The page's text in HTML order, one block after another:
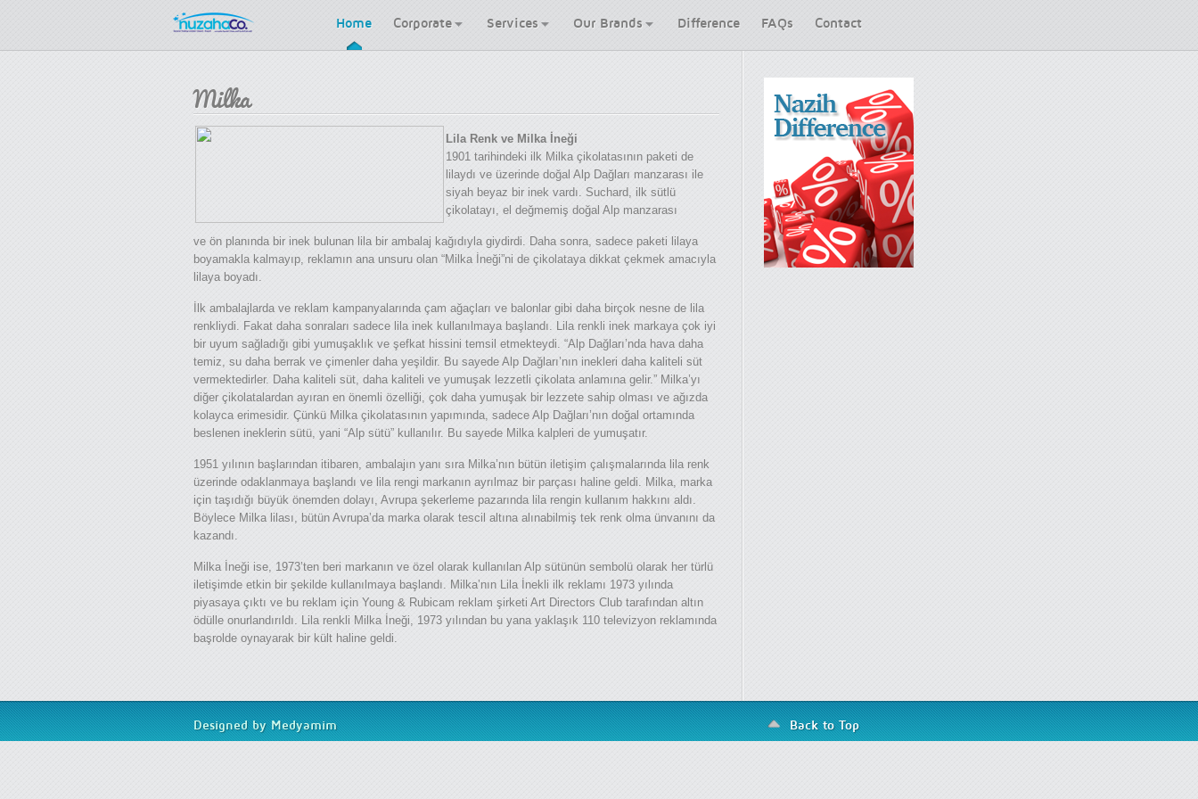
Home Corporate Services Our Brands Difference FAQs Contact
Milka
Lila Renk ve Milka İneği
1901 tarihindeki ilk Milka çikolatasının paketi de
lilaydı ve üzerinde doğal Alp Dağları manzarası ile
siyah beyaz bir inek vardı. Suchard, ilk sütlü
çikolatayı, el değmemiş doğal Alp manzarası
ve ön planında bir inek bulunan lila bir ambalaj kağıdıyla giydirdi. Daha sonra, sadece paketi lilaya
boyamakla kalmayıp, reklamın ana unsuru olan “Milka İneği”ni de çikolataya dikkat çekmek amacıyla
lilaya boyadı.
İlk ambalajlarda ve reklam kampanyalarında çam ağaçları ve balonlar gibi daha birçok nesne de lila
renkliydi. Fakat daha sonraları sadece lila inek kullanılmaya başlandı. Lila renkli inek markaya çok iyi
bir uyum sağladığı gibi yumuşaklık ve şefkat hissini temsil etmekteydi. “Alp Dağları’nda hava daha
temiz, su daha berrak ve çimenler daha yeşildir. Bu sayede Alp Dağları’nın inekleri daha kaliteli süt
vermektedirler. Daha kaliteli süt, daha kaliteli ve yumuşak lezzetli çikolata anlamına gelir.” Milka’yı
diğer çikolatalardan ayıran en önemli özelliği, çok daha yumuşak bir lezzete sahip olması ve ağızda
kolayca erimesidir. Çünkü Milka çikolatasının yapımında, sadece Alp Dağları’nın doğal ortamında
beslenen ineklerin sütü, yani “Alp sütü” kullanılır. Bu sayede Milka kalpleri de yumuşatır.
1951 yılının başlarından itibaren, ambalajın yanı sıra Milka’nın bütün iletişim çalışmalarında lila renk
üzerinde odaklanmaya başlandı ve lila rengi markanın ayrılmaz bir parçası haline geldi. Milka, marka
için taşıdığı büyük önemden dolayı, Avrupa şekerleme pazarında lila rengin kullanım hakkını aldı.
Böylece Milka lilası, bütün Avrupa’da marka olarak tescil altına alınabilmiş tek renk olma ünvanını da
kazandı.
Milka İneği ise, 1973’ten beri markanın ve özel olarak kullanılan Alp sütünün sembolü olarak her türlü
iletişimde etkin bir şekilde kullanılmaya başlandı. Milka’nın Lila İnekli ilk reklamı 1973 yılında
piyasaya çıktı ve bu reklam için Young & Rubicam reklam şirketi Art Directors Club tarafından altın
ödülle onurlandırıldı. Lila renkli Milka İneği, 1973 yılından bu yana yaklaşık 110 televizyon reklamında
başrolde oynayarak bir kült haline geldi.
Designed by Medyamim Back to Top